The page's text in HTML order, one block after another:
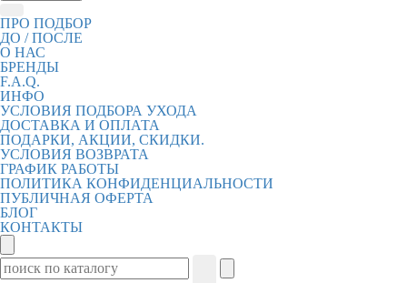
ПРО ПОДБОР
ДО / ПОСЛЕ
О НАС
БРЕНДЫ
F.A.Q.
ИНФО
УСЛОВИЯ ПОДБОРА УХОДА
ДОСТАВКА И ОПЛАТА
ПОДАРКИ, АКЦИИ, СКИДКИ.
УСЛОВИЯ ВОЗВРАТА
ГРАФИК РАБОТЫ
ПОЛИТИКА КОНФИДЕНЦИАЛЬНОСТИ
ПУБЛИЧНАЯ ОФЕРТА
БЛОГ
КОНТАКТЫ